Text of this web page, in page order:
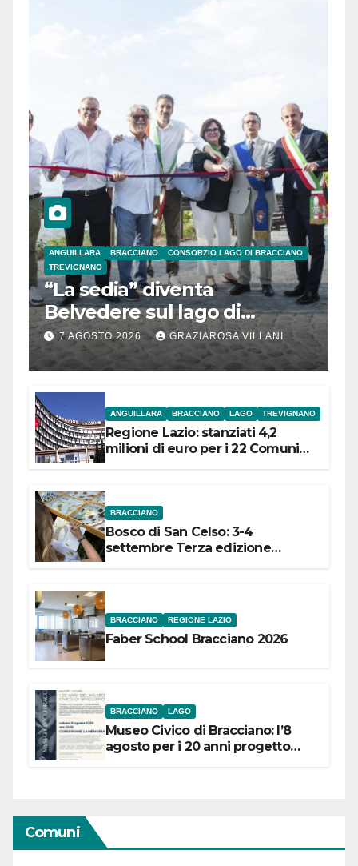
ANGUILLARA BRACCIANO
CONSORZIO LAGO DI BRACCIANO
TREVIGNANO
“La sedia” diventa
Belvedere sul lago di
Bracciano: ieri
l’inaugurazione
7 AGOSTO 2026 GRAZIAROSA VILLANI
ANGUILLARA BRACCIANO LAGO TREVIGNANO
Regione Lazio: stanziati 4,2
milioni di euro per i 22 Comuni
BRACCIANO
Bosco di San Celso: 3-4
settembre Terza edizione
BRACCIANO REGIONE LAZIO
Faber School Bracciano 2026
BRACCIANO LAGO
Museo Civico di Bracciano: l’8
agosto per i 20 anni progetto
Comuni